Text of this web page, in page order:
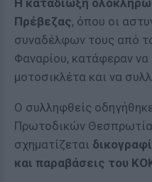
Η καταδίωξη
Πρέβεζας, όπου οι
συναδέλφων τους από
Φαναρίου, κατάφεραν να
μοτοσικλέτα και να
Ο συλληφθείς
Πρωτοδικών
σχηματίζεται
και παραβάσεις του